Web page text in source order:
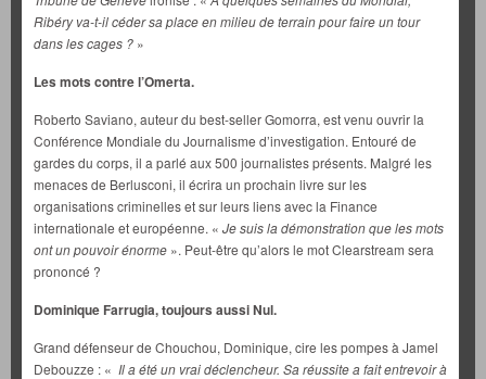
Ribéry va-t-il céder sa place en milieu de terrain pour faire un tour
dans les cages ? »
Les mots contre l’Omerta.
Roberto Saviano, auteur du best-seller Gomorra, est venu ouvrir la
Conférence Mondiale du Journalisme d’investigation. Entouré de
gardes du corps, il a parlé aux 500 journalistes présents. Malgré les
menaces de Berlusconi, il écrira un prochain livre sur les
organisations criminelles et sur leurs liens avec la Finance
internationale et européenne. « Je suis la démonstration que les mots
ont un pouvoir énorme ». Peut-être qu’alors le mot Clearstream sera
prononcé ?
Dominique Farrugia, toujours aussi Nul.
Grand défenseur de Chouchou, Dominique, cire les pompes à Jamel
Debouzze : « Il a été un vrai déclencheur. Sa réussite a fait entrevoir à